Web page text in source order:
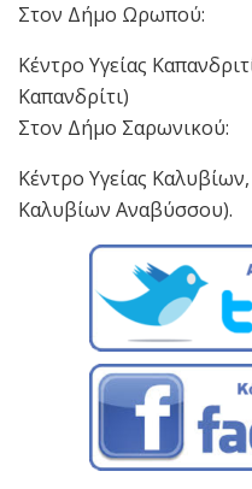
Στον Δήμο Ωρωπού:
Κέντρο Υγείας
Καπανδρίτι)
Στον Δήμο Σαρωνικού:
Κέντρο Υγείας
Καλυβίων Αναβύσσου).